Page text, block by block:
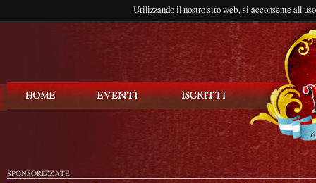
Utilizzando il nostro sito web, si acconsente
SPONSORIZZATE